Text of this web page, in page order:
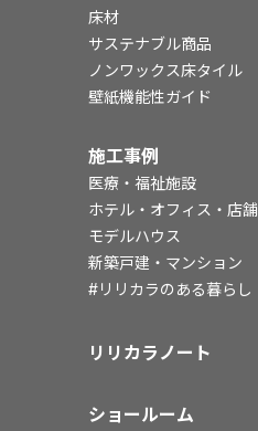
床材
サステナブル商品
ノンワックス床タイル
壁紙機能性ガイド
施工事例
医療・福祉施設
ホテル・オフィス・店舗
モデルハウス
新築戸建・マンション
#リリカラのある暮らし
リリカラノート
ショールーム